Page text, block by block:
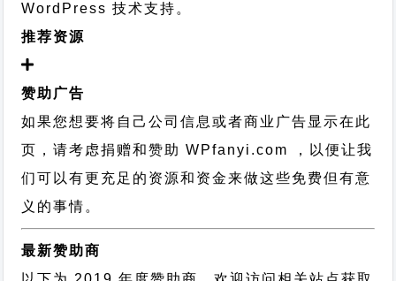
WordPress 技术支持 。
推荐资源
赞助广告
如果您想要将自己公司信息或者商业广告显示在此
页，请考虑捐赠和赞助 WPfanyi.com ，以便让我
们可以有更充足的资源和资金来做这些免费但有意
义的事情。
最新赞助商